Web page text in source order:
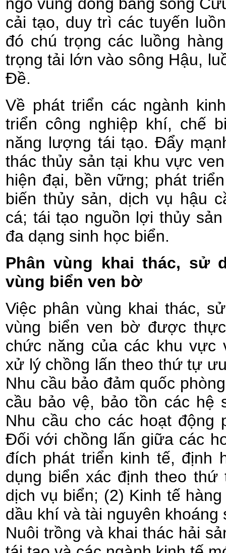
cải tạo, duy trì các tuyến
đó chú trọng các luồng
trọng tải lớn vào sông Hậu,
Đề.
Về phát triển các ngành
triển công nghiệp khí, chế
năng lượng tái tạo. Đẩy
thác thủy sản tại khu vực
hiện đại, bền vững; phát
biến thủy sản, dịch vụ hậu
cá; tái tạo nguồn lợi thủy
đa dạng sinh học biển.
Phân vùng khai thác, sử
vùng biển ven bờ
Việc phân vùng khai thác,
vùng biển ven bờ được
chức năng của các khu vực
xử lý chồng lấn theo thứ tự
Nhu cầu bảo đảm quốc
cầu bảo vệ, bảo tồn các hệ
Nhu cầu cho các hoạt động
Đối với chồng lấn giữa các
đích phát triển kinh tế, định
dụng biển xác định theo
dịch vụ biển; (2) Kinh tế
dầu khí và tài nguyên khoáng
Nuôi trồng và khai thác hải